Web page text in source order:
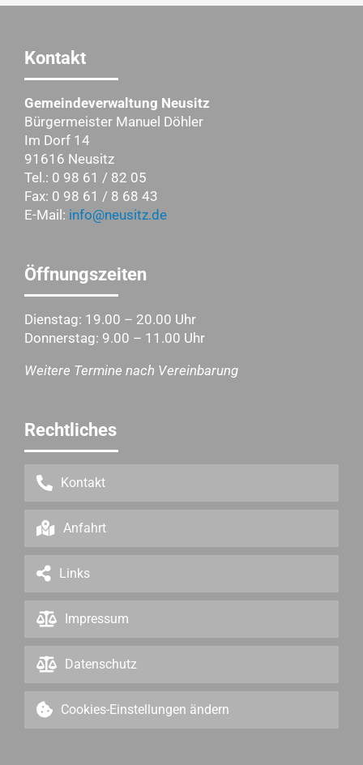
Kontakt
Gemeindeverwaltung Neusitz
Bürgermeister Manuel Döhler
Im Dorf 14
91616 Neusitz
Tel.: 0 98 61 / 82 05
Fax: 0 98 61 / 8 68 43
E-Mail: info@neusitz.de
Öffnungszeiten
Dienstag: 19.00 – 20.00 Uhr
Donnerstag: 9.00 – 11.00 Uhr
Weitere Termine nach Vereinbarung
Rechtliches
Kontakt
Anfahrt
Links
Impressum
Datenschutz
Cookies-Einstellungen ändern